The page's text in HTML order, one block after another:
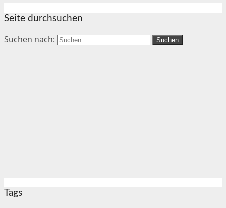
Seite durchsuchen
Suchen nach:
Tags